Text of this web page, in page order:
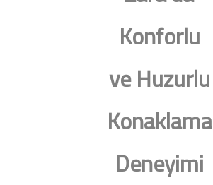
Konforlu
ve Huzurlu
Konaklama
Deneyimi